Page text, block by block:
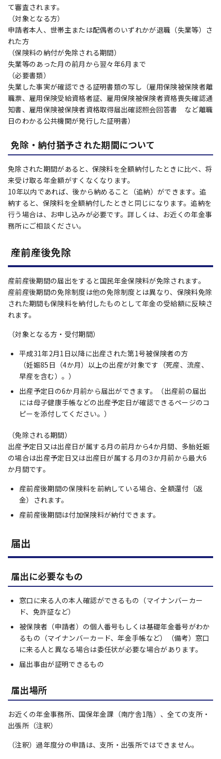
て審査されます。
（対象となる方）
申請者本人、世帯主または配偶者のいずれかが退職（失業等）さ
れた方
（保険料の納付が免除される期間）
失業等のあった月の前月から翌々年6月まで
（必要書類）
失業した事実が確認できる証明書類の写し（雇用保険被保険者離
職票、雇用保険受給資格者証、雇用保険被保険者資格喪失確認通
知書、雇用保険被保険者資格取得届出確認照会回答書 など離職
日のわかる公共機関が発行した証明書）
免除・納付猶予された期間について
免除された期間があると、保険料を全額納付したときに比べ、将
来受け取る年金額がすくなくなります。
10年以内であれば、後から納めること（追納）ができます。追
納すると、保険料を全額納付したときと同じになります。追納を
行う場合は、お申し込みが必要です。詳しくは、お近くの年金事
務所にご相談ください。
産前産後免除
産前産後期間の届出をすると国民年金保険料が免除されます。
産前産後期間の免除制度は他の免除制度とは異なり、保険料免除
された期間も保険料を納付したものとして年金の受給額に反映さ
れます。
（対象となる方・受付期間）
平成31年2月1日以降に出産された第1号被保険者の方
（妊娠85日（4か月）以上の出産が対象です（死産、流産、
早産を含む）。）
出産予定日の6か月前から届出ができます。（出産前の届出
には母子健康手帳などの出産予定日が確認できるページのコ
ピーを添付してください。）
（免除される期間）
出産予定日又は出産日が属する月の前月から4か月間、多胎妊娠
の場合は出産予定日又は出産日が属する月の3か月前から最大6
か月間です。
産前産後期間の保険料を前納している場合、全額還付（返
金）されます。
産前産後期間は付加保険料が納付できます。
届出
届出に必要なもの
窓口に来る人の本人確認ができるもの（マイナンバーカー
ド、免許証など）
被保険者（申請者）の個人番号もしくは基礎年金番号がわか
るもの（マイナンバーカード、年金手帳など）（備考）窓口
に来る人と異なる場合は委任状が必要な場合があります。
届出事由が証明できるもの
届出場所
お近くの年金事務所、国保年金課（南庁舎1階）、全ての支所・
出張所（注釈）
（注釈）過年度分の申請は、支所・出張所ではできません。